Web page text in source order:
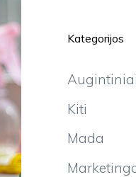
Kategorijos
Augintiniai
Kiti
Mada